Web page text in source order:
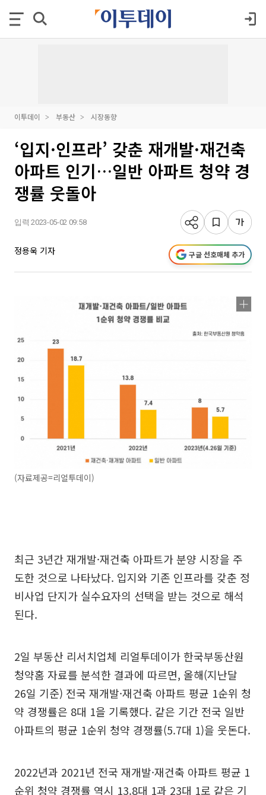
이투데이 부동산 시장동향
‘입지·인프라’ 갖춘 재개발·재건축
아파트 인기…일반 아파트 청약 경
쟁률 웃돌아
입력 2023-05-02 09:58
정용욱 기자 구글 선호매체 추가
(자료제공=리얼투데이)
최근 3년간 재개발·재건축 아파트가 분양 시장을 주
도한 것으로 나타났다. 입지와 기존 인프라를 갖춘 정
비사업 단지가 실수요자의 선택을 받는 것으로 해석
된다.
2일 부동산 리서치업체 리얼투데이가 한국부동산원
청약홈 자료를 분석한 결과에 따르면, 올해(지난달
26일 기준) 전국 재개발·재건축 아파트 평균 1순위 청
약 경쟁률은 8대 1을 기록했다. 같은 기간 전국 일반
아파트의 평균 1순위 청약 경쟁률(5.7대 1)을 웃돈다.
2022년과 2021년 전국 재개발·재건축 아파트 평균 1
순위 청약 경쟁률 역시 13.8대 1과 23대 1로 같은 기